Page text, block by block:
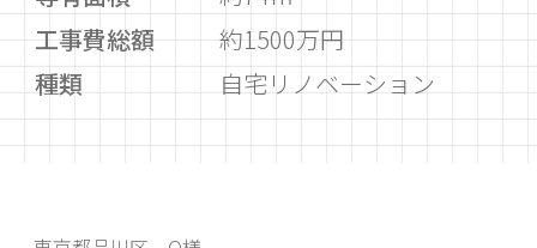
工事費総額
約1500万円
種類
自宅リノベーション